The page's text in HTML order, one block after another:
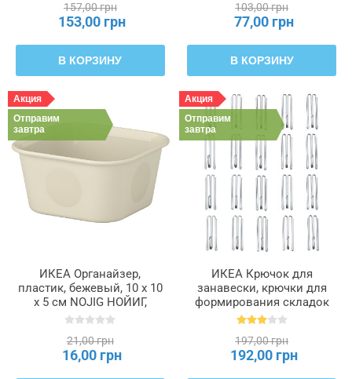
157,00 грн
153,00 грн
В КОРЗИНУ
103,00 грн
77,00 грн
В КОРЗИНУ
Акция
Отправим
завтра
ИКЕА Органайзер,
пластик, бежевый, 10 x 10
x 5 см NOJIG НОЙИГ,
604.770.37
21,00 грн
16,00 грн
Акция
Отправим
завтра
ИКЕА Крючок для
занавески, крючки для
формирования складок
RIKTIG РИКТИГ, 402.122.03
197,00 грн
192,00 грн